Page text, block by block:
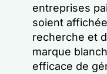
entreprises
soient
recherche et
marque
efficace de